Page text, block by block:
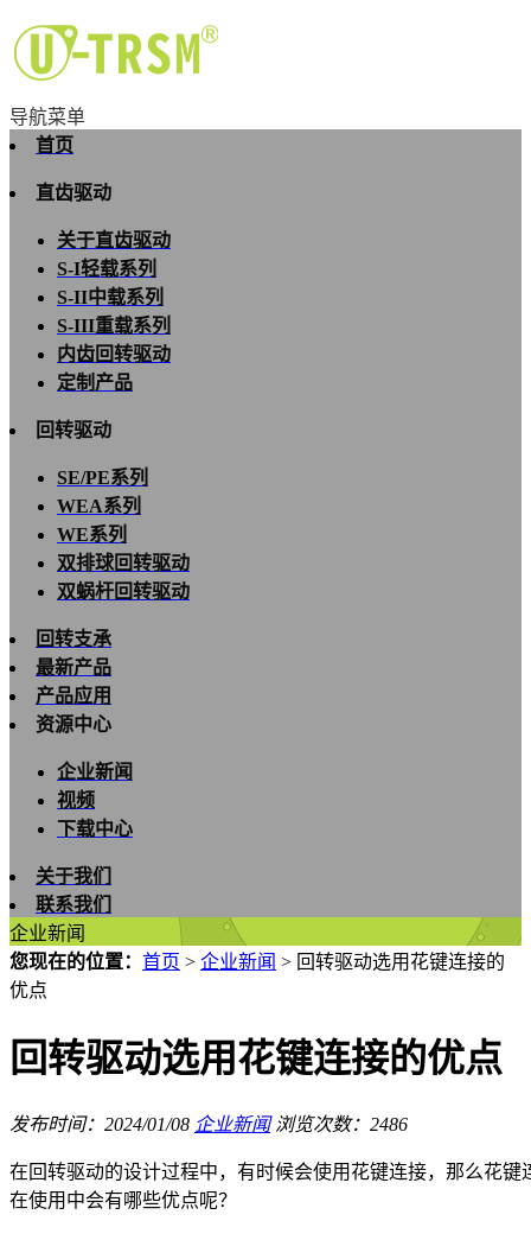
导航菜单
首页
直齿驱动
关于直齿驱动
S-I轻载系列
S-II中载系列
S-III重载系列
内齿回转驱动
定制产品
回转驱动
SE/PE系列
WEA系列
WE系列
双排球回转驱动
双蜗杆回转驱动
回转支承
最新产品
产品应用
资源中心
企业新闻
视频
下载中心
关于我们
联系我们
企业新闻
您现在的位置： 首页 > 企业新闻 > 回转驱动选用花键连接的
优点
回转驱动选用花键连接的优点
发布时间：2024/01/08 企业新闻 浏览次数：2486
在回转驱动的设计过程中，有时候会使用花键连接，那么花键
在使用中会有哪些优点呢？